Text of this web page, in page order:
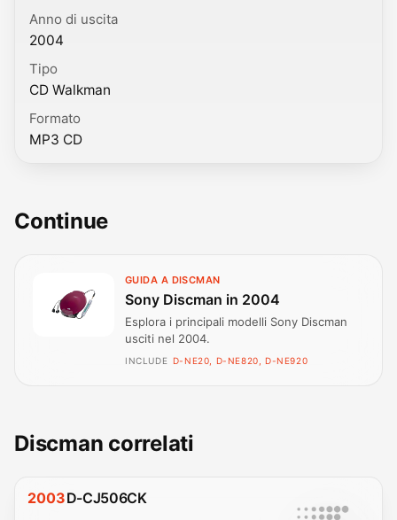
Anno di uscita
2004
Tipo
CD Walkman
Formato
MP3 CD
Continue
GUIDA A DISCMAN
Sony Discman in 2004
Esplora i principali modelli Sony Discman
usciti nel 2004.
INCLUDE D-NE20, D-NE820, D-NE920
Discman correlati
2003D-CJ506CK